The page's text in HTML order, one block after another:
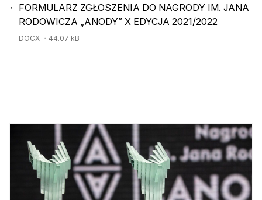
FORMULARZ ZGŁOSZENIA DO NAGRODY IM. JANA
RODOWICZA „ANODY” X EDYCJA 2021/2022
DOCX ・44.07 kB